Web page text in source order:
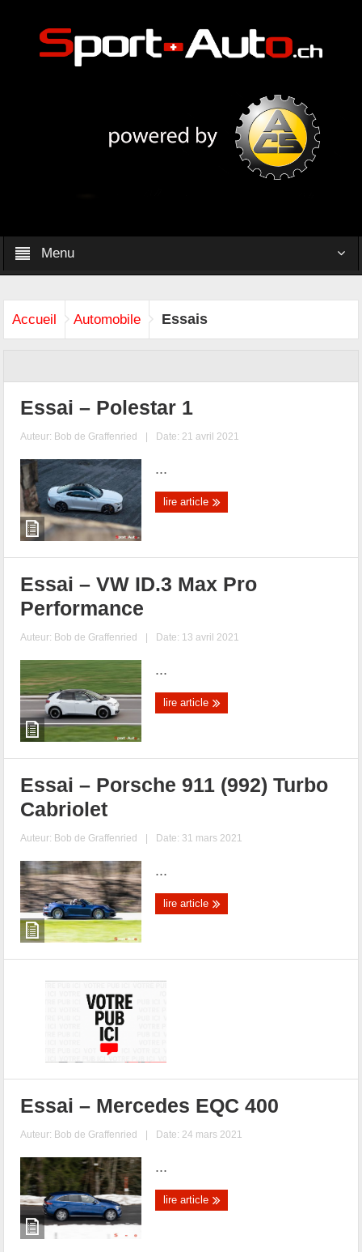
Menu
Accueil Automobile Essais
Essai – Polestar 1
Auteur: Bob de Graffenried | Date: 21 avril 2021
...
lire article
Essai – VW ID.3 Max Pro
Performance
Auteur: Bob de Graffenried | Date: 13 avril 2021
...
lire article
Essai – Porsche 911 (992) Turbo
Cabriolet
Auteur: Bob de Graffenried | Date: 31 mars 2021
...
lire article
Essai – Mercedes EQC 400
Auteur: Bob de Graffenried | Date: 24 mars 2021
...
lire article